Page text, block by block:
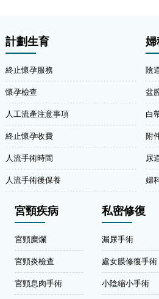
計劃生育
終止懷孕服務
懷孕檢查
人工流產注意事項
終止懷孕收費
人流手術時間
人流手術後保養
婦
陰
盆
白
附
尿
婦
宮頸疾病
宮頸糜爛
宮頸炎檢查
宮頸息肉手術
私密修復
漏尿手術
處女膜修復手術
小陰縮小手術